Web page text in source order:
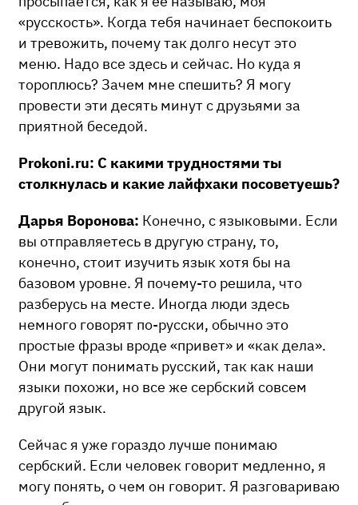
«русскость». Когда тебя начинает беспокоить
и тревожить, почему так долго несут это
меню. Надо все здесь и сейчас. Но куда я
тороплюсь? Зачем мне спешить? Я могу
провести эти десять минут с друзьями за
приятной беседой.
Prokoni.ru: С какими трудностями ты
столкнулась и какие лайфхаки посоветуешь?
Дарья Воронова: Конечно, с языковыми. Если
вы отправляетесь в другую страну, то,
конечно, стоит изучить язык хотя бы на
базовом уровне. Я почему-то решила, что
разберусь на месте. Иногда люди здесь
немного говорят по-русски, обычно это
простые фразы вроде «привет» и «как дела».
Они могут понимать русский, так как наши
языки похожи, но все же сербский совсем
другой язык.
Сейчас я уже гораздо лучше понимаю
сербский. Если человек говорит медленно, я
могу понять, о чем он говорит. Я разговариваю